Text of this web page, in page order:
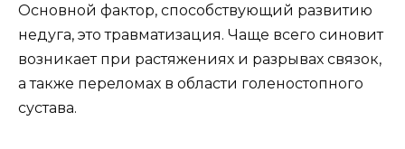
Основной фактор, способствующий развитию
недуга, это травматизация. Чаще всего синовит
возникает при растяжениях и разрывах связок,
а также переломах в области голеностопного
сустава.